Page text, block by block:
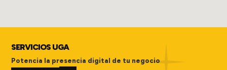
SERVICIOS UGA
Potencia la presencia digital de tu negocio